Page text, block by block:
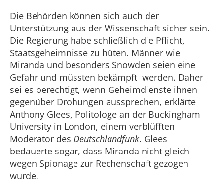
Die Behörden können sich auch der
Unterstützung aus der Wissenschaft sicher sein.
Die Regierung habe schließlich die Pflicht,
Staatsgeheimnisse zu hüten. Männer wie
Miranda und besonders Snowden seien eine
Gefahr und müssten bekämpft werden. Daher
sei es berechtigt, wenn Geheimdienste ihnen
gegenüber Drohungen aussprechen, erklärte
Anthony Glees, Politologe an der Buckingham
University in London, einem verblüfften
Moderator des Deutschlandfunk. Glees
bedauerte sogar, dass Miranda nicht gleich
wegen Spionage zur Rechenschaft gezogen
wurde.